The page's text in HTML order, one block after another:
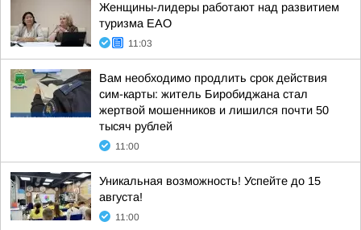
Женщины-лидеры работают над развитием
туризма ЕАО
11:03
Вам необходимо продлить срок действия
сим-карты: житель Биробиджана стал
жертвой мошенников и лишился почти 50
тысяч рублей
11:00
Уникальная возможность! Успейте до 15
августа!
11:00